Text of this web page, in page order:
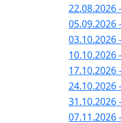
22.08.2026
05.09.2026
03.10.2026
10.10.2026
17.10.2026
24.10.2026
31.10.2026
07.11.2026